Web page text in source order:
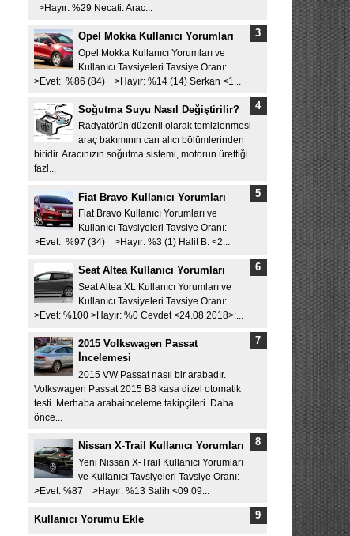
>Hayır: %29 Necati: Arac...
Opel Mokka Kullanıcı Yorumları
Opel Mokka Kullanıcı Yorumları ve
Kullanıcı Tavsiyeleri Tavsiye Oranı:
>Evet: %86 (84) >Hayır: %14 (14) Serkan <1...
Soğutma Suyu Nasıl Değiştirilir?
Radyatörün düzenli olarak temizlenmesi
araç bakımının can alıcı bölümlerinden
biridir. Aracınızın soğutma sistemi, motorun ürettiği
fazl...
Fiat Bravo Kullanıcı Yorumları
Fiat Bravo Kullanıcı Yorumları ve
Kullanıcı Tavsiyeleri Tavsiye Oranı:
>Evet: %97 (34) >Hayır: %3 (1) Halit B. <2...
Seat Altea Kullanıcı Yorumları
Seat Altea XL Kullanıcı Yorumları ve
Kullanıcı Tavsiyeleri Tavsiye Oranı:
>Evet: %100 >Hayır: %0 Cevdet <24.08.2018>:...
2015 Volkswagen Passat
İncelemesi
2015 VW Passat nasıl bir arabadır.
Volkswagen Passat 2015 B8 kasa dizel otomatik
testi. Merhaba arabainceleme takipçileri. Daha
önce...
Nissan X-Trail Kullanıcı Yorumları
Yeni Nissan X-Trail Kullanıcı Yorumları
ve Kullanıcı Tavsiyeleri Tavsiye Oranı:
>Evet: %87 >Hayır: %13 Salih <09.09...
Kullanıcı Yorumu Ekle